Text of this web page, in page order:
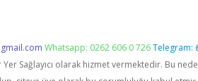
Whatsapp: 0262 606 0 726Telegram:
Sağlayıcı olarak hizmet vermektedir. Bu